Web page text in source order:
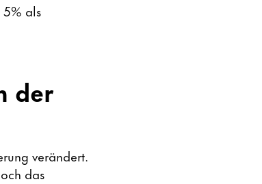
als
der
verändert.
das